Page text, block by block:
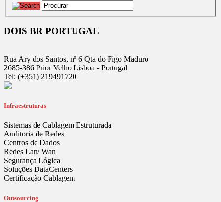
DOIS BR PORTUGAL
Rua Ary dos Santos, nº 6 Qta do Figo Maduro
2685-386 Prior Velho Lisboa - Portugal
Tel: (+351) 219491720
Infraestruturas
Sistemas de Cablagem Estruturada
Auditoria de Redes
Centros de Dados
Redes Lan/ Wan
Segurança Lógica
Soluções DataCenters
Certificação Cablagem
Outsourcing